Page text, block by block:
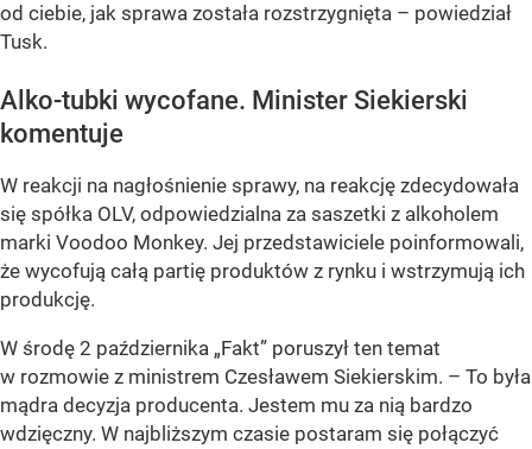
od ciebie, jak sprawa została rozstrzygnięta – powiedział
Tusk.
Alko-tubki wycofane. Minister Siekierski
komentuje
W reakcji na nagłośnienie sprawy, na reakcję zdecydowała
się spółka OLV, odpowiedzialna za saszetki z alkoholem
marki Voodoo Monkey. Jej przedstawiciele poinformowali,
że wycofują całą partię produktów z rynku i wstrzymują ich
produkcję.
W środę 2 października „Fakt” poruszył ten temat
w rozmowie z ministrem Czesławem Siekierskim. – To była
mądra decyzja producenta. Jestem mu za nią bardzo
wdzięczny. W najbliższym czasie postaram się połączyć